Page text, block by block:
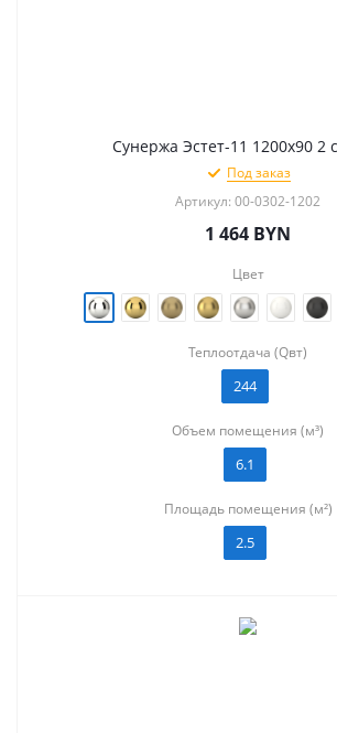
Сунержа Эстет-11 1200х90 2
Под заказ
Артикул: 00-0302-1202
1 464 BYN
Цвет
Теплоотдача (Qвт)
244
Объем помещения (м³)
6.1
Площадь помещения (м²)
2.5